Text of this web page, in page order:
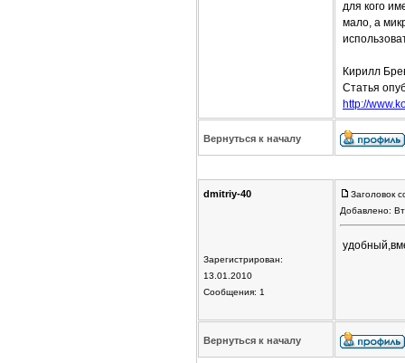
для кого
мало, а
Кирилл
Статья
http://
Вернуться к началу
dmitriy-40
Зарегистрирован:
13.01.2010
Сообщения: 1
Заголовок
Добавлено:
Вернуться к началу